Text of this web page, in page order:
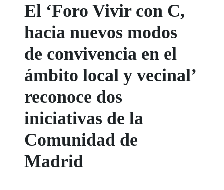
El ‘Foro Vivir con C,
hacia nuevos modos
de convivencia en el
ámbito local y vecinal’
reconoce dos
iniciativas de la
Comunidad de
Madrid